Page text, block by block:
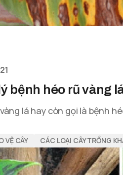
bệnh héo rũ vàng
lá hay còn gọi là bệnh
VỆ CÂY CÁC LOẠI CÂY TRỒNG